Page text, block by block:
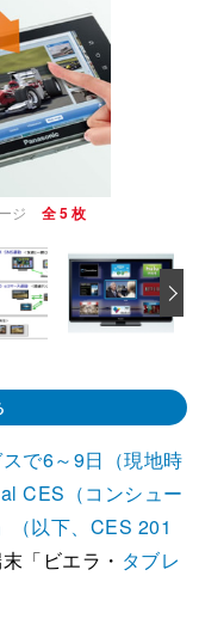
ジ 全 5 枚
で6～9日（現地時
CES（コンシュー
（以下、CES 201
「ビエラ・ タブレ